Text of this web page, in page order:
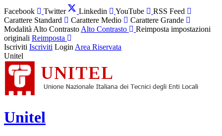
Facebook Twitter Linkedin YouTube
RSS Feed
Carattere Standard
Carattere Medio
Carattere Grande
Modalità Alto Contrasto Alto Contrasto
Reimposta impostazioni
originali Reimposta
Iscriviti Iscriviti Login Area Riservata
Unitel
Unitel